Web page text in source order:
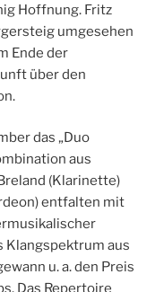
Hoffnung. Fritz
umgesehen
Ende der
über den
das „Duo
aus
(Klarinette)
entfalten mit
Klangspektrum aus
u. a. den Preis
Das Repertoire